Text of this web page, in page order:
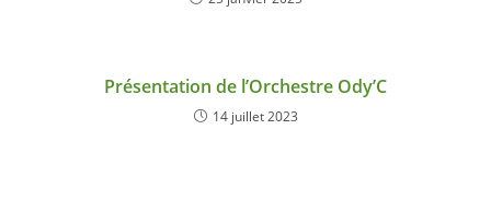
Présentation de l’Orchestre Ody’C
14 juillet 2023